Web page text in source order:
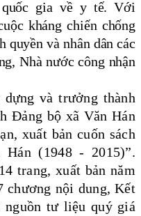
quốc gia về y tế. Với
kháng chiến chống
quyền và nhân dân các
Nhà nước công nhận
và trưởng thành
Đảng bộ xã Văn Hán
xuất bản cuốn sách
(1948 - 2015)”.
trang, xuất bản năm
nội dung, Kết
nguồn tư liệu quý giá